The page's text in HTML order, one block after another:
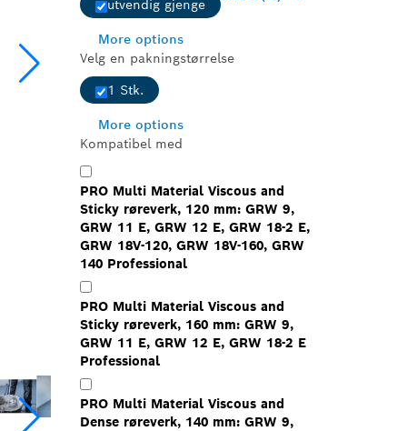
utvendig gjenge
More options
Velg en pakningstørrelse
1 Stk.
More options
Kompatibel med
PRO Multi Material Viscous and
Sticky røreverk, 120 mm: GRW 9,
GRW 11 E, GRW 12 E, GRW 18-2 E,
GRW 18V-120, GRW 18V-160, GRW
140 Professional
PRO Multi Material Viscous and
Sticky røreverk, 160 mm: GRW 9,
GRW 11 E, GRW 12 E, GRW 18-2 E
Professional
PRO Multi Material Viscous and
Dense røreverk, 140 mm: GRW 9,